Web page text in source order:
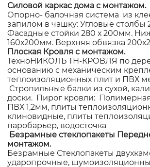
Силовой каркас дома с монтажом.
Опорно- балочная система из
запилом в чашку: Угловые столбы
Фасадные стойки 280 х 200мм.
160х200мм. Верхняя обвязка
Плоская Кровля с монтажом.
ТехноНИКОЛЬ ТН-КРОВЛЯ по
основанию с механическим
теплоизоляционных плит и ПВХ
Стропильные балки из сухой,
доски. Пирог кровли:
ПВХ 1,2мм, плиты
клиновидные, плиты
паробарьер, водосточка
Безрамные стеклопакеты
монтажом.
Безрамные Стеклопакеты
ударопрочные,